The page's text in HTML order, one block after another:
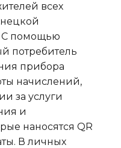
всех
С помощью
потребитель
прибора
начислений,
за услуги
и
наносятся QR
В личных